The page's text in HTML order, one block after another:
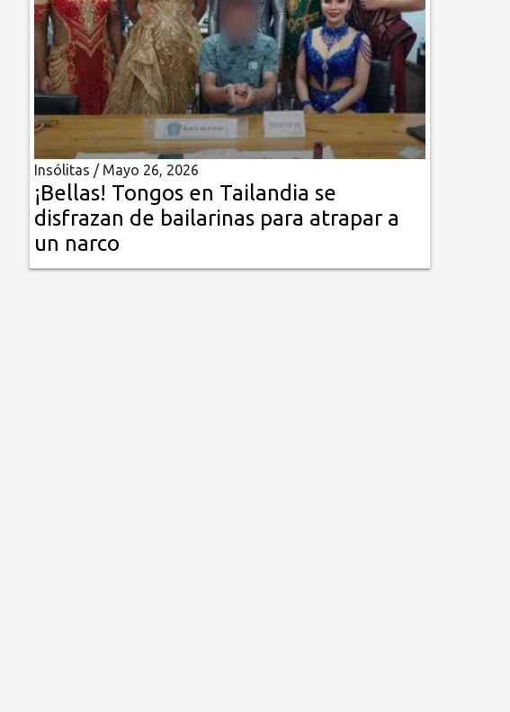
Deportes
Mundo
Insólitas
Multimedia
Impreso
Insólitas / Mayo 26, 2026
¡Bellas! Tongos en Tailandia se
disfrazan de bailarinas para atrapar a
un narco